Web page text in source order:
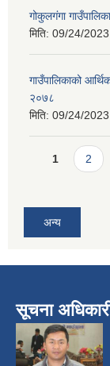
गोकुलगंगा
मिति: 09/24/
गाउँपालिकाको
२०७८
मिति: 09/24/
Pages
1 2
अन्य
सूचना